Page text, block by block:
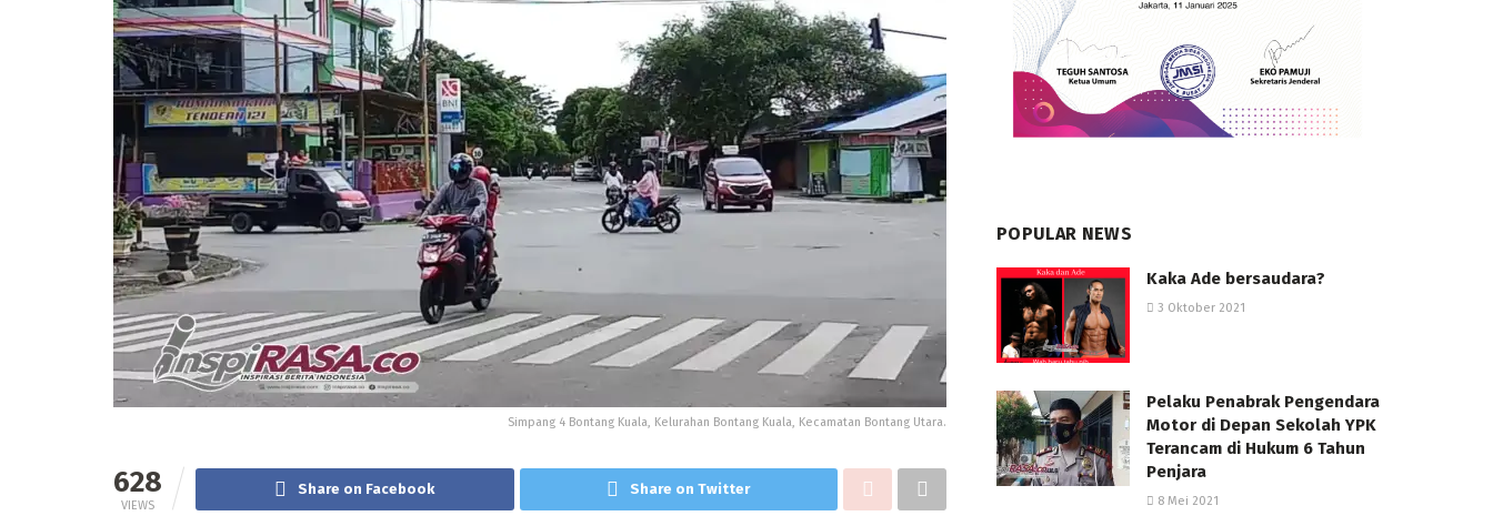
Simpang 4 Bontang Kuala, Kelurahan Bontang Kuala, Kecamatan Bontang Utara.
628
VIEWS
Share on Facebook Share on Twitter
POPULAR NEWS
Kaka Ade bersaudara?
3 Oktober 2021
Pelaku Penabrak Pengendara
Motor di Depan Sekolah YPK
Terancam di Hukum 6 Tahun
Penjara
8 Mei 2021